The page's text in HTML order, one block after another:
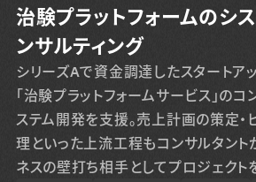
治験プラットフォームのシ
ンサルティング
シリーズAで資金調達したスタートア
「治験プラットフォームサービス」のコ
ステム開発を支援。売上計画の策定・
理といった上流工程もコンサルタント
ネスの壁打ち相手としてプロジェクト